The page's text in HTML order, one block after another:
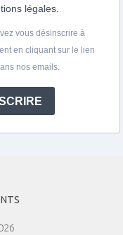
légales.
vous désinscrire à
en cliquant sur le lien
nos emails.